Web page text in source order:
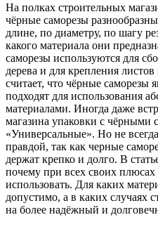
На полках строительных
чёрные саморезы
длине, по диаметру, по шагу
какого материала они
саморезы используются для
дерева и для крепления
считает, что чёрные саморезы
подходят для использования
материалами. Иногда даже
магазина упаковки с чёрными
«Универсальные». Но не
правдой, так как черные
держат крепко и долго. В
почему при всех своих
использовать. Для каких
допустимо, а в каких случаях
на более надёжный и